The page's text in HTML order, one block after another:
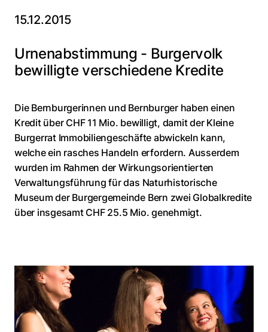
15.12.2015
Urnenabstimmung - Burgervolk
bewilligte verschiedene Kredite
Die Bernburgerinnen und Bernburger haben einen
Kredit über CHF 11 Mio. bewilligt, damit der Kleine
Burgerrat Immobiliengeschäfte abwickeln kann,
welche ein rasches Handeln erfordern. Ausserdem
wurden im Rahmen der Wirkungsorientierten
Verwaltungsführung für das Naturhistorische
Museum der Burgergemeinde Bern zwei Globalkredite
über insgesamt CHF 25.5 Mio. genehmigt.